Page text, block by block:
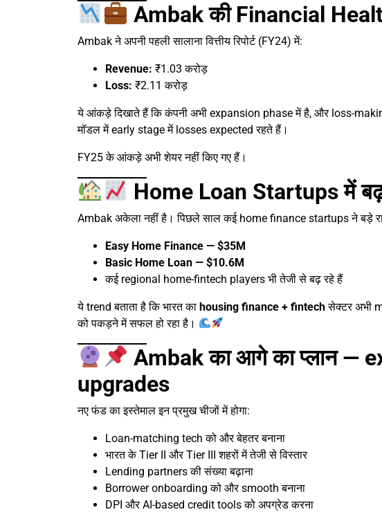
Ambak की Financial
Ambak ने अपनी पहली सालाना वित्तीय रिपोर्ट (FY24) में:
Revenue: ₹1.03 करोड़
Loss: ₹2.11 करोड़
ये आंकड़े दिखाते हैं कि कंपनी अभी expansion phase में है, और loss-
मॉडल में early stage में losses expected रहते हैं।
FY25 के आंकड़े अभी शेयर नहीं किए गए हैं।
Home Loan Startups में
Ambak अकेला नहीं है। पिछले साल कई home finance startups ने बड़े
Easy Home Finance — $35M
Basic Home Loan — $10.6M
कई regional home-fintech players भी तेजी से बढ़ रहे हैं
ये trend बताता है कि भारत का housing finance + fintechसेक्टर अभी
को पकड़ने में सफल हो रहा है।
Ambak का आगे का प्लान —
upgrades
नए फंड का इस्तेमाल इन प्रमुख चीजों में होगा:
Loan-matching tech को और बेहतर बनाना
भारत के Tier II और Tier III शहरों में तेजी से विस्तार
Lending partners की संख्या बढ़ाना
Borrower onboarding को और smooth बनाना
DPI और AI-based credit tools को अपग्रेड करना